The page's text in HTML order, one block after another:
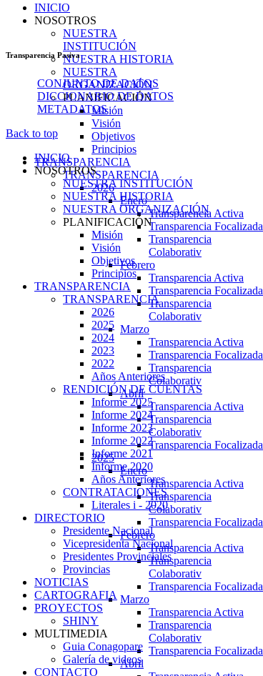
INICIO
NOSOTROS
NUESTRA
INSTITUCIÓN
NUESTRA HISTORIA
NUESTRA
ORGANIZACIÓN
PLANIFICACIÓN
Misión
Visión
Objetivos
Principios
TRANSPARENCIA
TRANSPARENCIA
2026
Enero
Transparencia Activa
Transparencia Focalizada
Transparencia
Colaborativ
Febrero
Transparencia Activa
Transparencia Focalizada
Transparencia
Colaborativ
Marzo
Transparencia Activa
Transparencia Focalizada
Transparencia
Colaborativ
Abril
Transparencia Activa
Transparencia
Colaborativ
Transparencia Focalizada
2025
Enero
Transparencia Activa
Transparencia
Colaborativ
Transparencia Focalizada
Febrero
Transparencia Activa
Transparencia
Colaborativ
Transparencia Focalizada
Marzo
Transparencia Activa
Transparencia
Colaborativ
Transparencia Focalizada
Abril
Transparencia Pasiva
CONJUNTO DE DATOS
DICCIONARIO DE DATOS
METADATOS
Back to top
INICIO
NOSOTROS
NUESTRA INSTITUCIÓN
NUESTRA HISTORIA
NUESTRA ORGANIZACIÓN
PLANIFICACIÓN
Misión
Visión
Objetivos
Principios
TRANSPARENCIA
TRANSPARENCIA
2026
2025
2024
2023
2022
Años Anteriores
RENDICIÓN DE CUENTAS
Informe 2025
Informe 2024
Informe 2023
Informe 2022
Informe 2021
Informe 2020
Años Anteriores
CONTRATACIONES
Literales i - 2020
DIRECTORIO
Presidente Nacional
Vicepresidenta Nacional
Presidentes Provinciales
Provincias
NOTICIAS
CARTOGRAFIA
PROYECTOS
SHINY
MULTIMEDIA
Guia Conagopare
Galería de videos
CONTACTO